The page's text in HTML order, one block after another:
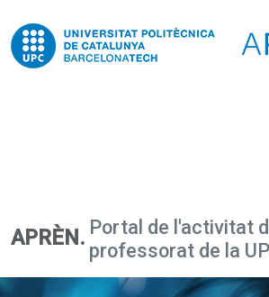
APRÈN. Portal de l'activitat
professorat de la